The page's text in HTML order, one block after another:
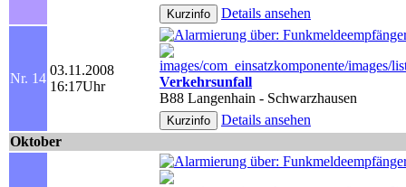
Details ansehen
Nr. 14
03.11.2008
16:17Uhr
Verkehrsunfall
B88 Langenhain - Schwarzhausen
Details ansehen
Oktober